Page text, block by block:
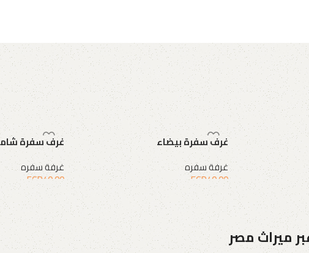
غرف سفرة بيضاء
غرفة سفره
EGP40.00
إضافة إلى السلة
غرف سفرة
غرفة سفره
EGP40.00
إضافة إلى السلة
ميراث مصر